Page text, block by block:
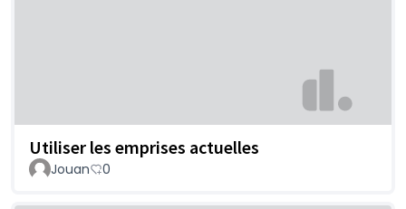
Utiliser les emprises actuelles
Jouan 0